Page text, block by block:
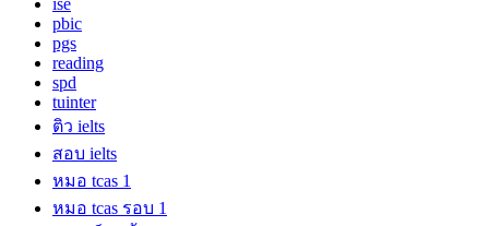
ise
pbic
pgs
reading
spd
tuinter
ติว ielts
สอบ ielts
หมอ tcas 1
หมอ tcas รอบ 1